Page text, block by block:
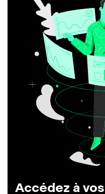
Accédez à